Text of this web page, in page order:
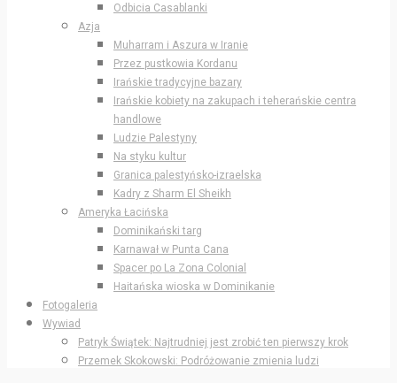
Odbicia Casablanki
Azja
Muharram i Aszura w Iranie
Przez pustkowia Kordanu
Irańskie tradycyjne bazary
Irańskie kobiety na zakupach i teherańskie centra
handlowe
Ludzie Palestyny
Na styku kultur
Granica palestyńsko-izraelska
Kadry z Sharm El Sheikh
Ameryka Łacińska
Dominikański targ
Karnawał w Punta Cana
Spacer po La Zona Colonial
Haitańska wioska w Dominikanie
Fotogaleria
Wywiad
Patryk Świątek: Najtrudniej jest zrobić ten pierwszy krok
Przemek Skokowski: Podróżowanie zmienia ludzi